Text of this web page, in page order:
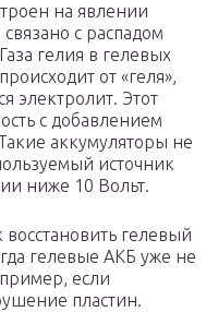
на явлении
с распадом
гелия в гелевых
от «геля»,
электролит. Этот
с добавлением
аккумуляторы не
источник
ниже 10 Вольт.
восстановить гелевый
гелевые АКБ уже не
если
пластин.